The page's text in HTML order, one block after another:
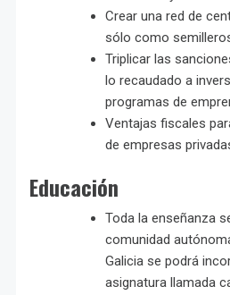
Crear una red de
sólo como
Triplicar las
lo recaudado a
programas de
Ventajas fiscales
de empresas
Educación
Toda la enseñanza
comunidad
Galicia se podrá
asignatura llamada